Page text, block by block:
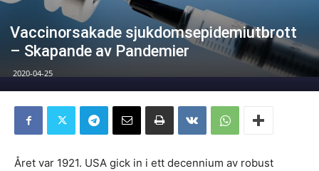
Vaccinorsakade sjukdomsepidemiutbrott
– Skapande av Pandemier
2020-04-25
Året var 1921. USA gick in i ett decennium av robust